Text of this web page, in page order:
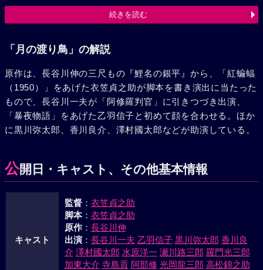
銀平がお市を宿へ呼んだのを知って嫉妬にかられて丑松のと
ころへ駆け込み銀平を斬ってくれと頼んで却って自分迄丑松
を叩き斬り、お市に卯之吉と仲よく暮らすよういいおいて、
続きを読む
「月の渡り鳥」の解説
原作は、長谷川伸の三尺もの『鯉名の銀平』から、「紅蝙蝠
（1950）」をあげた衣笠貞之助が脚本を書き演出に当たった
もので、長谷川一夫が「阿修羅判官」に引きつづき出演、
「暴夜物語」をあげた乙羽信子と初めて顔を合わせる。ほか
に黒川弥太郎、香川良介、澤村國太郎などが助演している。
公開日・キャスト、その他基本情報
キャスト
監督： 衣笠貞之助
脚本： 衣笠貞之助
原作： 長谷川伸
出演： 長谷川一夫 乙羽信子 黒川弥太郎 香川良
介 澤村國太郎 水原洋一 瀬川路三郎 羅門光三郎
加東大介 寺島貢 阿部修 光岡龍三郎 高松錦之助